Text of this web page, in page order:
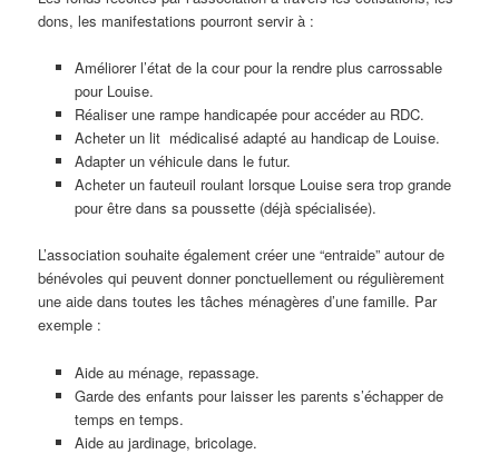
dons, les manifestations pourront servir à :
Améliorer l’état de la cour pour la rendre plus carrossable
pour Louise.
Réaliser une rampe handicapée pour accéder au RDC.
Acheter un lit médicalisé adapté au handicap de Louise.
Adapter un véhicule dans le futur.
Acheter un fauteuil roulant lorsque Louise sera trop grande
pour être dans sa poussette (déjà spécialisée).
L’association souhaite également créer une “entraide” autour de
bénévoles qui peuvent donner ponctuellement ou régulièrement
une aide dans toutes les tâches ménagères d’une famille. Par
exemple :
Aide au ménage, repassage.
Garde des enfants pour laisser les parents s’échapper de
temps en temps.
Aide au jardinage, bricolage.